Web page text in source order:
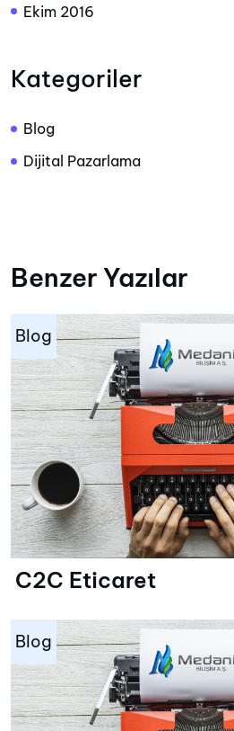
Ekim 2016
Kategoriler
Blog
Dijital Pazarlama
Benzer Yazılar
Blog
C2C Eticaret
Blog